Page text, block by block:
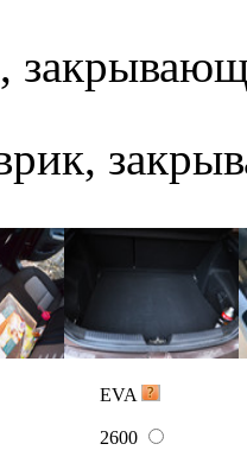
EVA
2600